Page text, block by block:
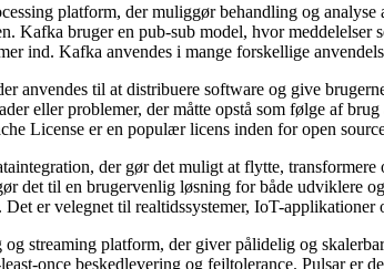
platform, der muliggør behandling og
Kafka bruger en pub-sub model, hvor
ind. Kafka anvendes i mange forskellige
anvendes til at distribuere software og give
eller problemer, der måtte opstå som følge af
License er en populær licens inden for open
der gør det muligt at flytte,
det til en brugervenlig løsning for både udviklere
er velegnet til realtidssystemer, IoT-applikationer
og streaming platform, der giver pålidelig og
once beskedlevering og fejltolerance. Pulsar